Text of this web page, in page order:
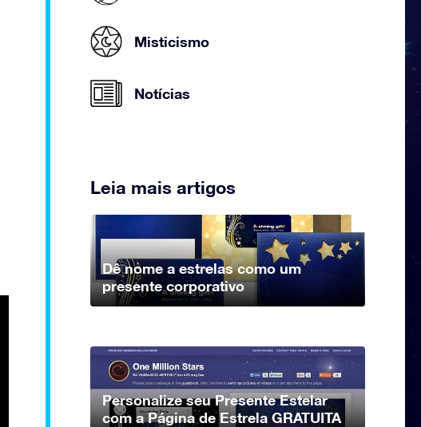
Misticismo
Notícias
Leia mais artigos
Dê nome a estrelas como um
presente corporativo
Personalize seu Presente Estelar
com a Página de Estrela GRATUITA